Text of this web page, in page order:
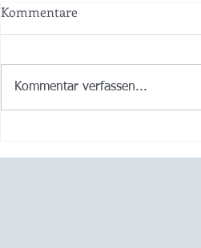
und lass recht kracha! 🍾💖😀
Kommentare
Kommentar verfassen...